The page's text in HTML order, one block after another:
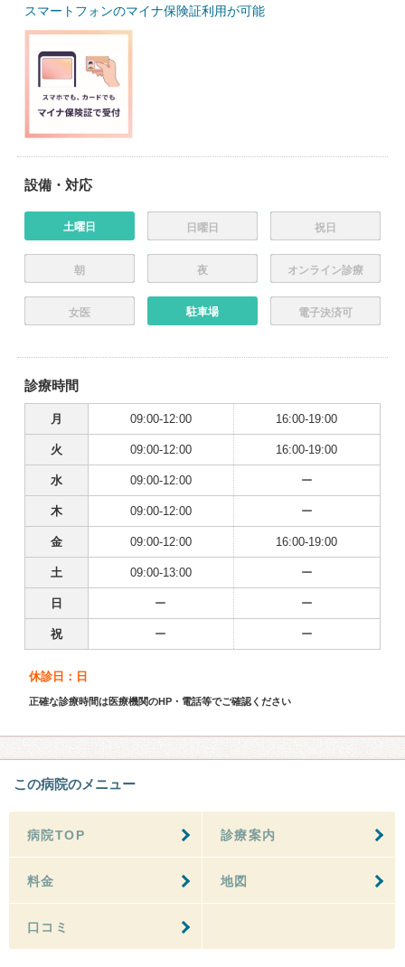
スマートフォンのマイナ保険証利用が可能
設備・対応
土曜日 日曜日 祝日
朝 夜 オンライン診療
女医 駐車場 電子決済可
診療時間
月 09:00-12:00 16:00-19:00
火 09:00-12:00 16:00-19:00
水 09:00-12:00 ー
木 09:00-12:00 ー
金 09:00-12:00 16:00-19:00
土 09:00-13:00 ー
日 ー ー
祝 ー ー
休診日：日
正確な診療時間は医療機関のHP・電話等でご確認ください
この病院のメニュー
病院TOP 診療案内
料金 地図
口コミ